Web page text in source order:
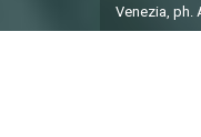
Venezia, ph.